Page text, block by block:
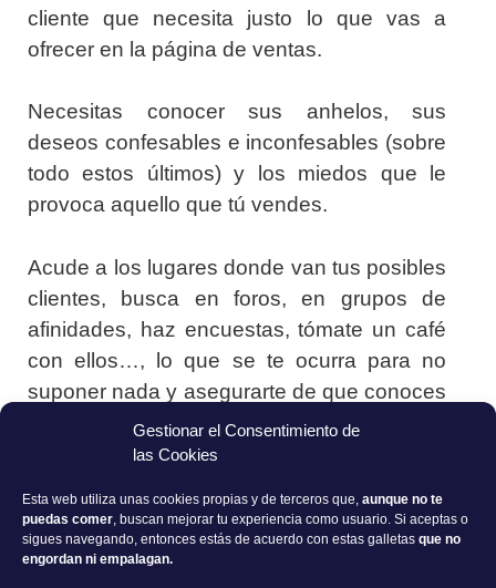
Gestionar el Consentimiento de
las Cookies
Esta web utiliza unas cookies propias y de terceros que, aunque no te
puedas comer, buscan mejorar tu experiencia como usuario. Si aceptas o
sigues navegando, entonces estás de acuerdo con estas galletas que no
engordan ni empalagan.
cliente que necesita justo lo que vas a
ofrecer en la página de ventas.
Necesitas conocer sus anhelos, sus
deseos confesables e inconfesables (sobre
todo estos últimos) y los miedos que le
provoca aquello que tú vendes.
Acude a los lugares donde van tus posibles
clientes, busca en foros, en grupos de
afinidades, haz encuestas, tómate un café
con ellos…, lo que se te ocurra para no
suponer nada y asegurarte de que conoces
a la perfección qué necesitan y cómo
esperan resolverlo.
Analizar a tu competencia
No hay nada que nos guste más que mirar